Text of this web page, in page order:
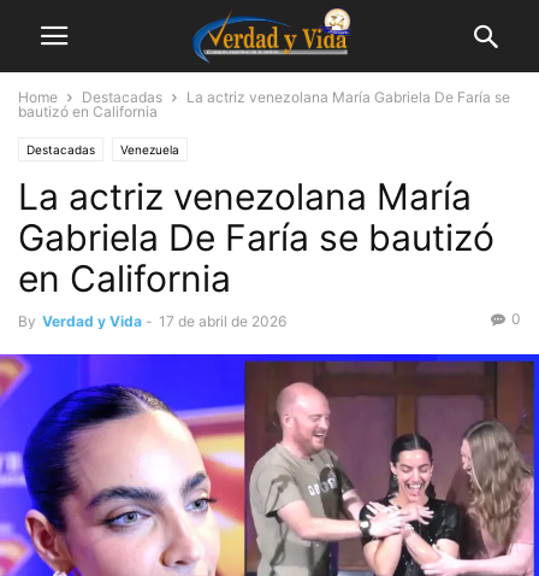
Home Destacadas
La actriz venezolana María Gabriela De Faría se
bautizó en California
Destacadas Venezuela
La actriz venezolana María
Gabriela De Faría se bautizó
en California
By Verdad y Vida - 17 de abril de 2026 0